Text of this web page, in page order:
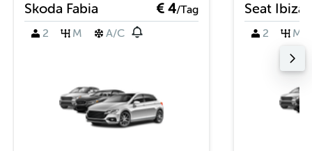
Skoda Fabia € 4/Tag
2
M A/C
Seat Ibiza
2 M